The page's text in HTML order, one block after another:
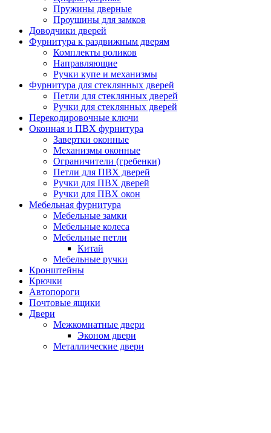
Пружины дверные
Проушины для замков
Доводчики дверей
Фурнитура к раздвижным дверям
Комплекты роликов
Направляющие
Ручки купе и механизмы
Фурнитура для стеклянных дверей
Петли для стеклянных дверей
Ручки для стеклянных дверей
Перекодировочные ключи
Оконная и ПВХ фурнитура
Завертки оконные
Механизмы оконные
Ограничители (гребенки)
Петли для ПВХ дверей
Ручки для ПВХ дверей
Ручки для ПВХ окон
Мебельная фурнитура
Мебельные замки
Мебельные колеса
Мебельные петли
Китай
Мебельные ручки
Кронштейны
Крючки
Автопороги
Почтовые ящики
Двери
Межкомнатные двери
Эконом двери
Металлические двери